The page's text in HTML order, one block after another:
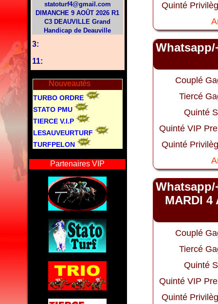
statoturf4@gmail.com
DIMANCHE 9 AOÛT 2026 R1
C3 DEAUVILLE Grand
Handicap de Deauville
3:
11:
Nouveautés
TURBO ORDRE
STATO PMU
TIERCE V.I.P
LESAUVEURTURF
TURFPELON
Partenaires VIP
Quinté
Whatsapp/
Couplé
Tiercé
Quinté
Quinté VIP
Quinté
Whatsapp/
MARDI 4
Couplé
Tiercé
Quinté
Quinté VIP
Quinté